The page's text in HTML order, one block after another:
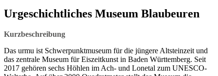
Urgeschichtliches Museum Blaubeuren
Kurzbeschreibung
Das urmu ist Schwerpunktmuseum für die jüngere Altsteinzeit und
das zentrale Museum für Eiszeitkunst in Baden Württemberg. Seit
2017 gehören sechs Höhlen im Ach- und Lonetal zum UNESCO-